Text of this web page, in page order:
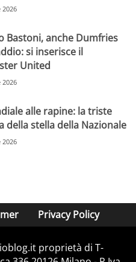
2026
Bastoni, anche Dumfries
si inserisce il
United
2026
alle rapine: la triste
della stella della Nazionale
2026
Privacy Policy
proprietà di T-